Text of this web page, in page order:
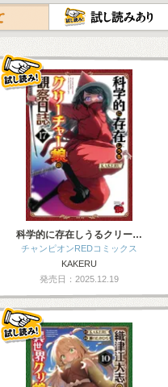
科学的に存在しうるクリー…
チャンピオンREDコミックス
KAKERU
発売日：2025.12.19